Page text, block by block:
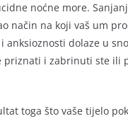
noćne more.
način na koji vaš um
dolaze u
i zabrinuti ste ili
toga što vaše tijelo